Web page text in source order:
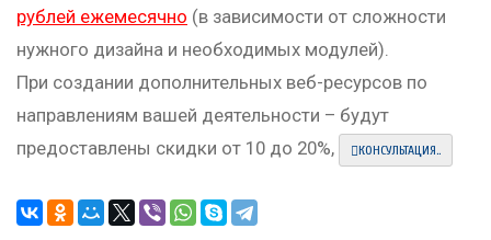
рублей ежемесячно (в зависимости от сложности
нужного дизайна и необходимых модулей).
При создании дополнительных веб-ресурсов по
направлениям вашей деятельности – будут
предоставлены скидки от 10 до 20%,
КОНСУЛЬТАЦИЯ..